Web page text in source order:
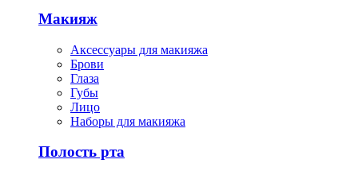
Макияж
Аксессуары для макияжа
Брови
Глаза
Губы
Лицо
Наборы для макияжа
Полость рта